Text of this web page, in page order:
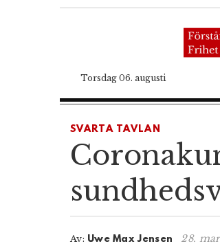
Torsdag 06. augusti
SVARTA TAVLAN
Av: Uwe Max Jensen 28.